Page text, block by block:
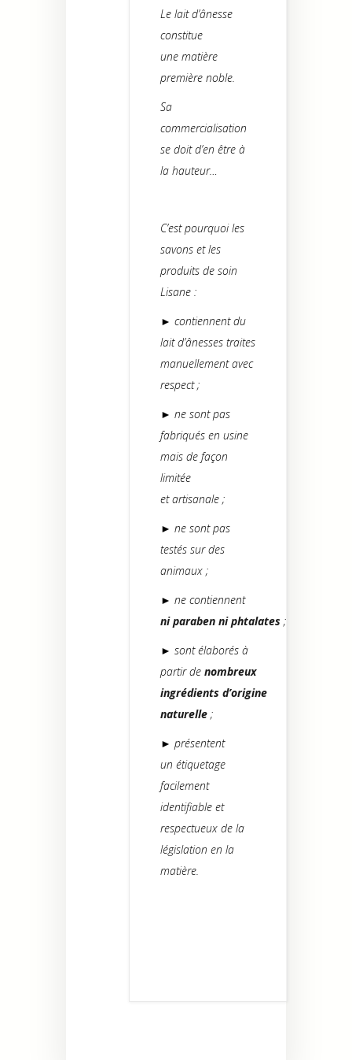
Le lait d’ânesse
constitue
une matière
première noble.
Sa
commercialisation
se doit d’en être à
la hauteur…
C’est pourquoi les
savons et les
produits de soin
Lisane :
► contiennent du
lait d’ânesses traites
manuellement avec
respect ;
► ne sont pas
fabriqués en usine
mais de façon
limitée
et artisanale ;
► ne sont pas
testés sur des
animaux ;
► ne contiennent
ni paraben ni phtalates ;
► sont élaborés à
partir de nombreux
ingrédients d’origine
naturelle ;
► présentent
un étiquetage
facilement
identifiable et
respectueux de la
législation en la
matière.